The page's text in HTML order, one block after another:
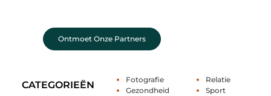
CATEGORIEËN
Fotografie
Gezondheid
Relatie
Sport
Ontmoet Onze Partners